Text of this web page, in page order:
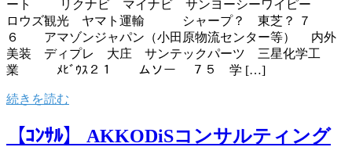
ート リクナビ マイナビ サンヨーシーワイピー
ロウズ観光 ヤマト運輸 シャープ？ 東芝？ ７
６ アマゾンジャパン（小田原物流センター等） 内外
美装 ディプレ 大庄 サンテックパーツ 三星化学工
業 ﾒﾋﾞｳｽ２１ ムソー ７５ 学 […]
続きを読む
【ｺﾝｻﾙ】 AKKODiSコンサルティング